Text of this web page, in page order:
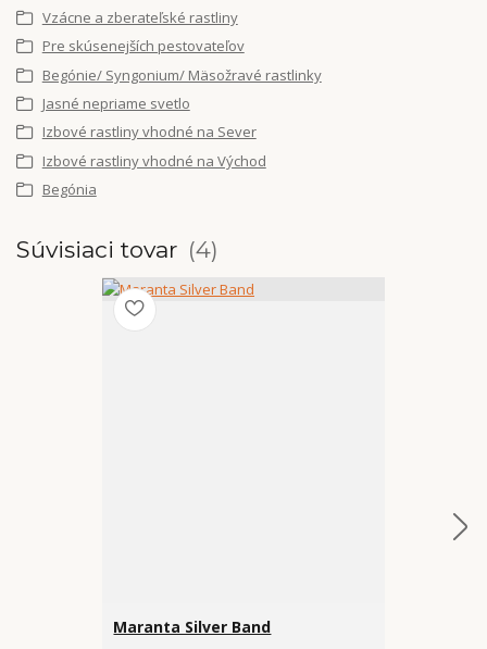
Vzácne a zberateľské rastliny
Pre skúsenejších pestovateľov
Begónie/ Syngonium/ Mäsožravé rastlinky
Jasné nepriame svetlo
Izbové rastliny vhodné na Sever
Izbové rastliny vhodné na Východ
Begónia
Súvisiaci tovar 4
Maranta Silver Band